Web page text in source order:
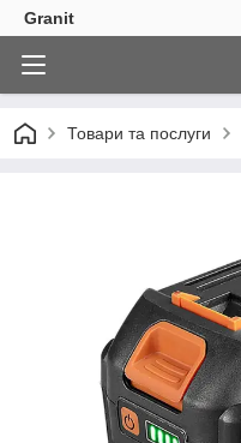
Granit
Товари та послуги